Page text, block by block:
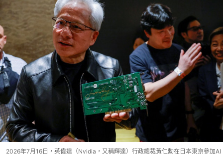
2026年7月16日，英偉達（Nvidia，又稱輝達）行政總裁黃仁勳在日本東京參加AI